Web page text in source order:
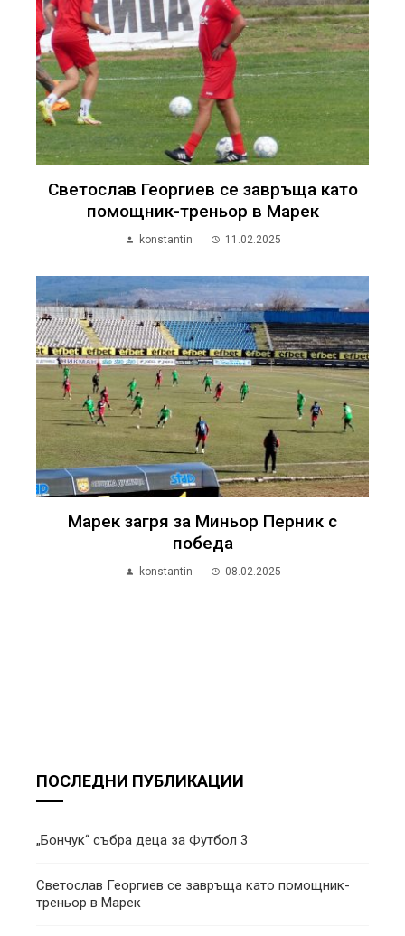
Светослав Георгиев се завръща като
помощник-треньор в Марек
konstantin 11.02.2025
Марек загря за Миньор Перник с
победа
konstantin 08.02.2025
ПОСЛЕДНИ ПУБЛИКАЦИИ
„Бончук“ събра деца за Футбол 3
Светослав Георгиев се завръща като помощник-
треньор в Марек